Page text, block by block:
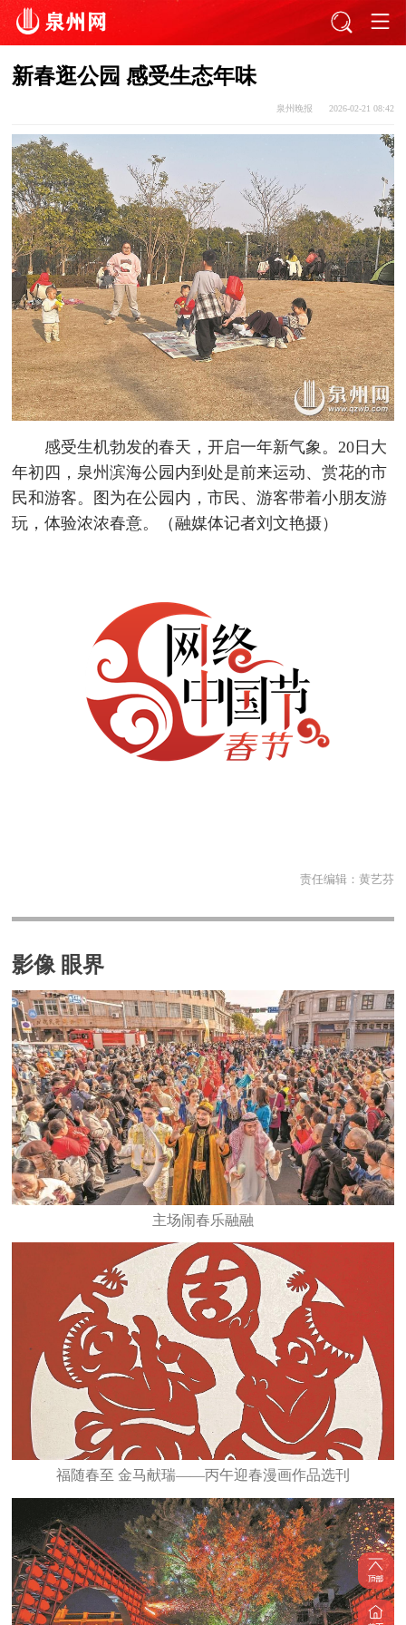
新春逛公园 感受生态年味
泉州晚报 2026-02-21 08:42
感受生机勃发的春天，开启一年新气象。20日大
年初四，泉州滨海公园内到处是前来运动、赏花的市
民和游客。图为在公园内，市民、游客带着小朋友游
玩，体验浓浓春意。（融媒体记者刘文艳摄）
责任编辑： 黄艺芬
影像 眼界
主场闹春乐融融
福随春至 金马献瑞——丙午迎春漫画作品选刊